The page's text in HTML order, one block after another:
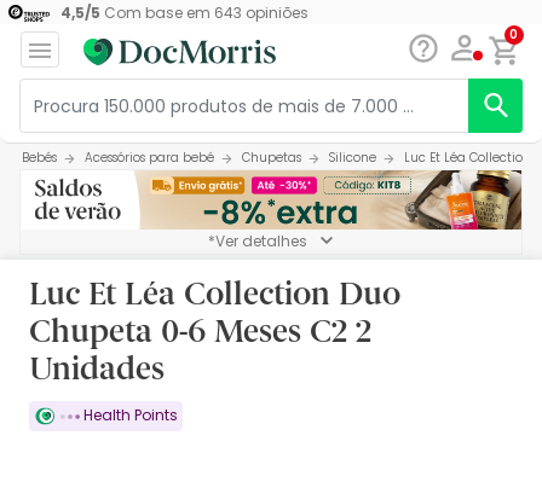
4,5/5 Com base em 643 opiniões
0
Bebés Acessórios para bebé Chupetas Silicone Luc Et Léa Collection
*Ver detalhes
Luc Et Léa Collection Duo
Chupeta 0-6 Meses C2 2
Unidades
Health Points